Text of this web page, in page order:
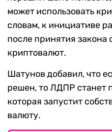
может использовать
словам, к инициативе
после принятия закона
криптовалют.
Шатунов добавил, что
решен, то ЛДПР станет
которая запустит
валюту.